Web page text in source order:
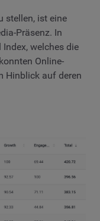
stellen, ist eine
Präsenz. In
welches die
Online-
Hinblick auf deren